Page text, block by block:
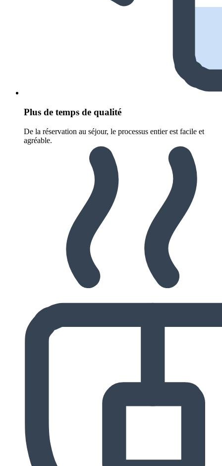
Plus de temps de qualité
De la réservation au séjour, le processus entier est facile et
agréable.